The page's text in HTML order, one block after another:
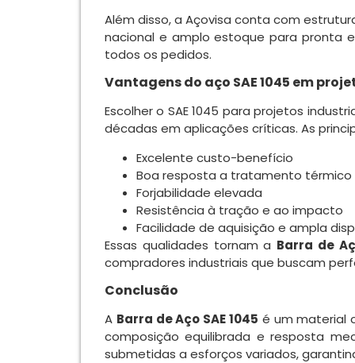
Além disso, a Açovisa conta com
nacional e amplo estoque para pronta
todos os pedidos.
Vantagens do aço SAE 1045 em
Escolher o SAE 1045 para projetos
décadas em aplicações críticas. As
Excelente custo-benefício
Boa resposta a tratamento térmico
Forjabilidade elevada
Resistência à tração e ao impacto
Facilidade de aquisição e ampla
Essas qualidades tornam a Barra de
compradores industriais que buscam
Conclusão
A Barra de Aço SAE 1045 é um material
composição equilibrada e resposta
submetidas a esforços variados,